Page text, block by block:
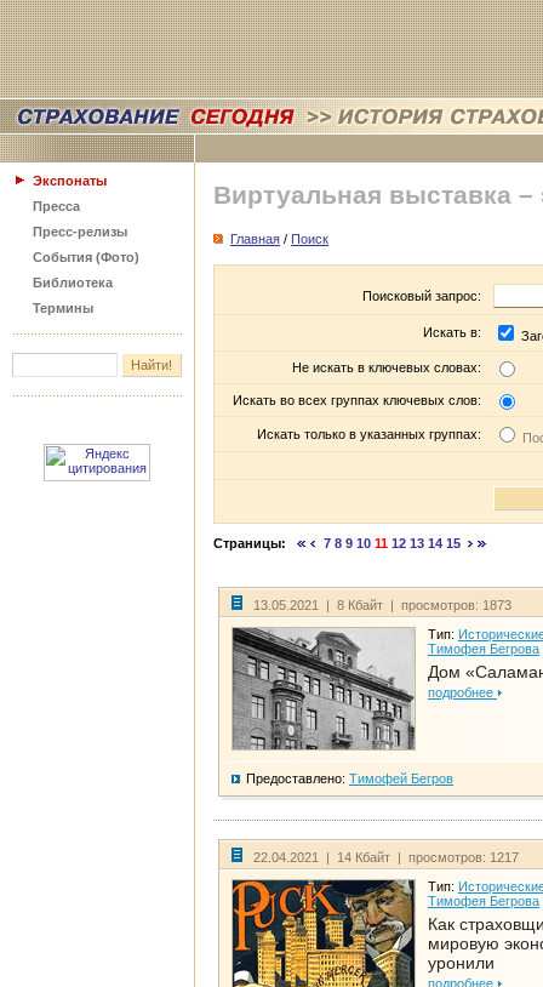
Экспонаты
Пресса
Пресс-релизы
События (Фото)
Библиотека
Термины
Виртуальная выставка –
Главная / Поиск
Поисковый запрос:
Искать в:
Не искать в ключевых словах:
Искать во всех группах ключевых слов:
Искать только в указанных группах:
Страницы: 7 8 9 10 11 12 13 14 15
13.05.2021 | 8 Кбайт | просмотров: 1873
Тип:
Тимофея Бегрова
Дом
подробнее
Предоставлено: Тимофей Бегров
22.04.2021 | 14 Кбайт | просмотров: 1217
Тип:
Тимофея Бегрова
Как
мировую
уронили
подробнее